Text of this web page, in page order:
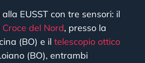
EUSST con tre sensori: il
Croce del Nord, presso la
(BO) e il telescopio ottico
(BO), entrambi